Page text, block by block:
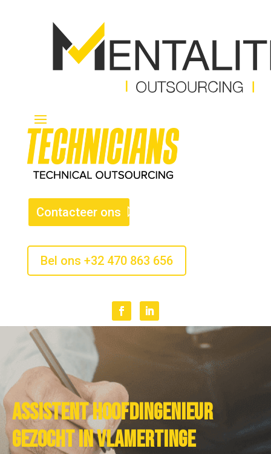
Contacteer ons
Bel ons +32 470 863 656
Assistent hoofdingenieur
gezocht in Vlamertinge